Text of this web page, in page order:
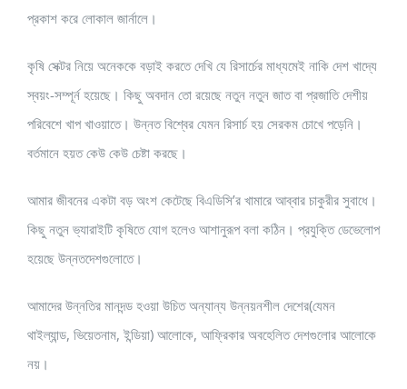
প্রকাশ করে লোকাল জার্নালে।
কৃষি সেক্টর নিয়ে অনেককে বড়াই করতে দেখি যে রিসার্চের মাধ্যমেই নাকি দেশ খাদ্যে
স্বয়ং-সম্পূর্ন হয়েছে। কিছু অবদান তো রয়েছে নতুন নতুন জাত বা প্রজাতি দেশীয়
পরিবেশে খাপ খাওয়াতে। উন্নত বিশ্বের যেমন রিসার্চ হয় সেরকম চোখে পড়েনি।
বর্তমানে হয়ত কেউ কেউ চেষ্টা করছে।
আমার জীবনের একটা বড় অংশ কেটেছে বিএডিসি’র খামারে আব্বার চাকুরীর সুবাধে।
কিছু নতুন ভ্যারাইটি কৃষিতে যোগ হলেও আশানুরূপ বলা কঠিন। প্রযুক্তি ডেভেলোপ
হয়েছে উন্নতদেশগুলোতে।
আমাদের উন্নতির মানদন্ড হওয়া উচিত অন্যান্য উন্নয়নশীল দেশের(যেমন
থাইল্যান্ড, ভিয়েতনাম, ইন্ডিয়া) আলোকে, আফ্রিকার অবহেলিত দেশগুলোর আলোকে
নয়।